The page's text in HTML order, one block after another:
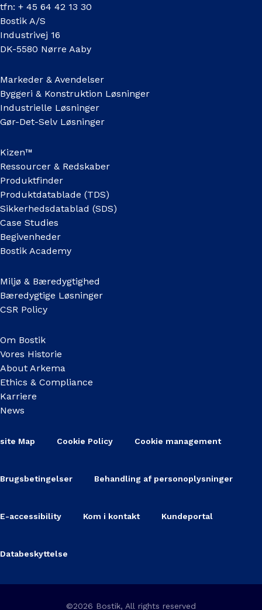
tfn: + 45 64 42 13 30
Bostik A/S
Industrivej 16
DK-5580 Nørre Aaby
Markeder & Avendelser
Byggeri & Konstruktion Løsninger
Industrielle Løsninger
Gør-Det-Selv Løsninger
Kizen™
Ressourcer & Redskaber
Produktfinder
Produktdatablade (TDS)
Sikkerhedsdatablad (SDS)
Case Studies
Begivenheder
Bostik Academy
Miljø & Bæredygtighed
Bæredygtige Løsninger
CSR Policy
Om Bostik
Vores Historie
About Arkema
Ethics & Compliance
Karriere
News
site Map Cookie Policy Cookie management
Brugsbetingelser Behandling af personoplysninger
E-accessibility Kom i kontakt Kundeportal
Databeskyttelse
©2026 Bostik, All rights reserved